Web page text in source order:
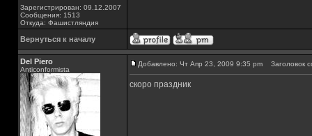
Зарегистрирован: 09.12.2007
Сообщения: 1513
Откуда: Фашистляндия
Вернуться к началу
Del Piero
Аnticonformista
Добавлено: Чт Апр 23, 2009 9:35 pm Заголовок
скоро праздник